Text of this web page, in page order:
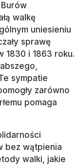
walkę
uniesieniu
sprawę
1830 i 1863 roku.
sympatie
zarówno
pomaga
bez wątpienia
walki, jakie